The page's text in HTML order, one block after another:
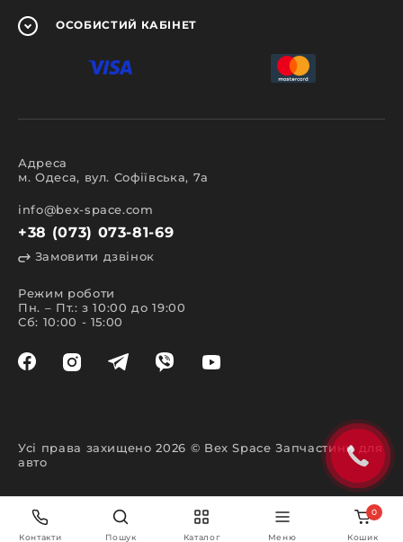
Контакти Пошук Каталог Меню
0
Кошик
ОСОБИСТИЙ КАБІНЕТ
Адреса
м. Одеса, вул. Софіївська, 7а
info@bex-space.com
+38 (073) 073-81-69
Замовити дзвінок
Режим роботи
Пн. – Пт.: з 10:00 до 19:00
Сб: 10:00 - 15:00
Усі права захищено 2026 © Bex Space Запчастини для
авто